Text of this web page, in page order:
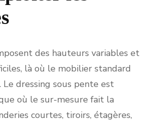
des hauteurs variables et
là où le mobilier standard
Le dressing sous pente est
où le sur-mesure fait la
courtes, tiroirs, étagères,